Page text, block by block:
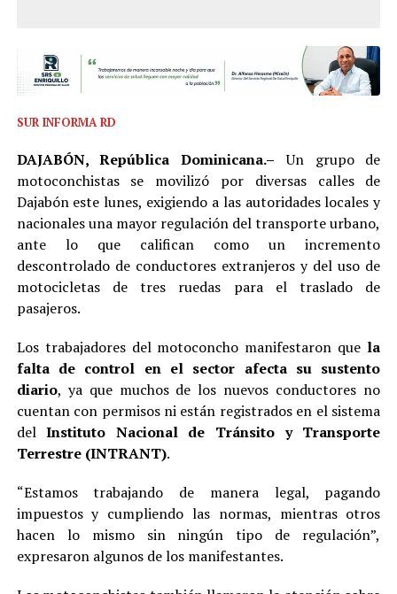
SUR INFORMA RD
DAJABÓN, República Dominicana.– Un grupo de
motoconchistas se movilizó por diversas calles de
Dajabón este lunes, exigiendo a las autoridades locales y
nacionales una mayor regulación del transporte urbano,
ante lo que califican como un incremento
descontrolado de conductores extranjeros y del uso de
motocicletas de tres ruedas para el traslado de
pasajeros.
Los trabajadores del motoconcho manifestaron que la
falta de control en el sector afecta su sustento
diario, ya que muchos de los nuevos conductores no
cuentan con permisos ni están registrados en el sistema
delInstituto Nacional de Tránsito y Transporte
Terrestre (INTRANT).
“Estamos trabajando de manera legal, pagando
impuestos y cumpliendo las normas, mientras otros
hacen lo mismo sin ningún tipo de regulación”,
expresaron algunos de los manifestantes.